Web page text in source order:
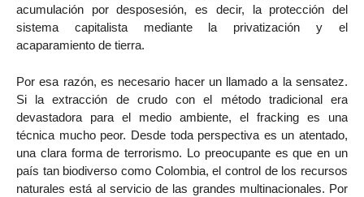
acumulación por desposesión, es decir, la protección del
sistema capitalista mediante la privatización y el
acaparamiento de tierra.
Por esa razón, es necesario hacer un llamado a la sensatez.
Si la extracción de crudo con el método tradicional era
devastadora para el medio ambiente, el fracking es una
técnica mucho peor. Desde toda perspectiva es un atentado,
una clara forma de terrorismo. Lo preocupante es que en un
país tan biodiverso como Colombia, el control de los recursos
naturales está al servicio de las grandes multinacionales. Por